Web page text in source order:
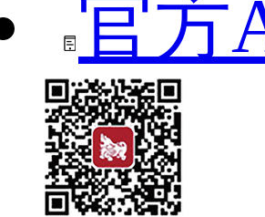
官方